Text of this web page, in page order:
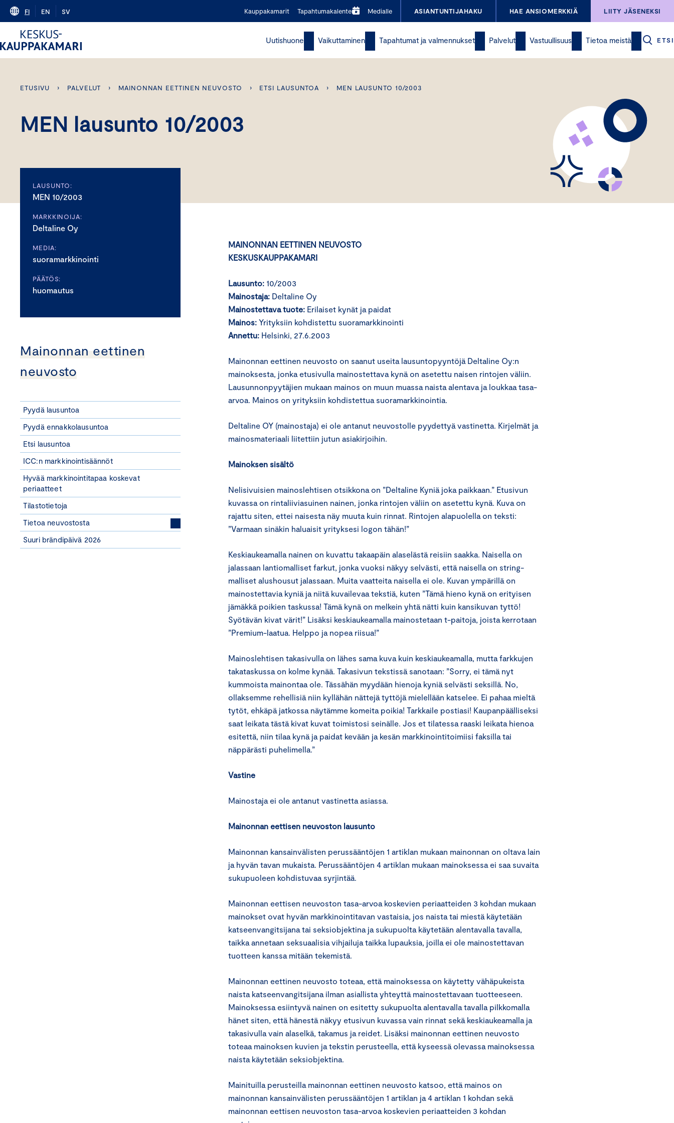
Skip
content
FI EN SV Kauppakamarit Tapahtumakalenteri Medialle ASIANTUNTIJAHAKU HAE ANSIOMERKKIÄ LIITY JÄSENEKSI
Uutishuone Vaikuttaminen Tapahtumat ja valmennukset Palvelut Vastuullisuus Tietoa meistä ETSI
ETUSIVU › PALVELUT › MAINONNAN EETTINEN NEUVOSTO › ETSI LAUSUNTOA › MEN LAUSUNTO 10/2003
MEN lausunto 10/2003
LAUSUNTO:
MEN 10/2003
MARKKINOIJA:
Deltaline Oy
MEDIA:
suoramarkkinointi
PÄÄTÖS:
huomautus
Mainonnan eettinen
neuvosto
Pyydä lausuntoa
Pyydä ennakkolausuntoa
Etsi lausuntoa
ICC:n markkinointisäännöt
Hyvää markkinointitapaa koskevat
periaatteet
Tilastotietoja
Tietoa neuvostosta
Suuri brändipäivä 2026
MAINONNAN EETTINEN NEUVOSTO
KESKUSKAUPPAKAMARI
Lausunto: 10/2003
Mainostaja: Deltaline Oy
Mainostettava tuote: Erilaiset kynät ja paidat
Mainos: Yrityksiin kohdistettu suoramarkkinointi
Annettu: Helsinki, 27.6.2003
Mainonnan eettinen neuvosto on saanut useita lausuntopyyntöjä Deltaline Oy:n
mainoksesta, jonka etusivulla mainostettava kynä on asetettu naisen rintojen väliin.
Lausunnonpyytäjien mukaan mainos on muun muassa naista alentava ja loukkaa tasa-
arvoa. Mainos on yrityksiin kohdistettua suoramarkkinointia.
Deltaline OY (mainostaja) ei ole antanut neuvostolle pyydettyä vastinetta. Kirjelmät ja
mainosmateriaali liitettiin jutun asiakirjoihin.
Mainoksen sisältö
Nelisivuisien mainoslehtisen otsikkona on ”Deltaline Kyniä joka paikkaan.” Etusivun
kuvassa on rintaliiviasuinen nainen, jonka rintojen väliin on asetettu kynä. Kuva on
rajattu siten, ettei naisesta näy muuta kuin rinnat. Rintojen alapuolella on teksti:
”Varmaan sinäkin haluaisit yrityksesi logon tähän!”
Keskiaukeamalla nainen on kuvattu takaapäin alaselästä reisiin saakka. Naisella on
jalassaan lantiomalliset farkut, jonka vuoksi näkyy selvästi, että naisella on string-
malliset alushousut jalassaan. Muita vaatteita naisella ei ole. Kuvan ympärillä on
mainostettavia kyniä ja niitä kuvailevaa tekstiä, kuten ”Tämä hieno kynä on erityisen
jämäkkä poikien taskussa! Tämä kynä on melkein yhtä nätti kuin kansikuvan tyttö!
Syötävän kivat värit!” Lisäksi keskiaukeamalla mainostetaan t-paitoja, joista kerrotaan
”Premium-laatua. Helppo ja nopea riisua!”
Mainoslehtisen takasivulla on lähes sama kuva kuin keskiaukeamalla, mutta farkkujen
takataskussa on kolme kynää. Takasivun tekstissä sanotaan: ”Sorry, ei tämä nyt
kummoista mainontaa ole. Tässähän myydään hienoja kyniä selvästi seksillä. No,
ollaksemme rehellisiä niin kyllähän nättejä tyttöjä mielellään katselee. Ei pahaa mieltä
tytöt, ehkäpä jatkossa näytämme komeita poikia! Tarkkaile postiasi! Kaupanpäälliseksi
saat leikata tästä kivat kuvat toimistosi seinälle. Jos et tilatessa raaski leikata hienoa
esitettä, niin tilaa kynä ja paidat kevään ja kesän markkinointitoimiisi faksilla tai
näppärästi puhelimella.”
Vastine
Mainostaja ei ole antanut vastinetta asiassa.
Mainonnan eettisen neuvoston lausunto
Mainonnan kansainvälisten perussääntöjen 1 artiklan mukaan mainonnan on oltava lain
ja hyvän tavan mukaista. Perussääntöjen 4 artiklan mukaan mainoksessa ei saa suvaita
sukupuoleen kohdistuvaa syrjintää.
Mainonnan eettisen neuvoston tasa-arvoa koskevien periaatteiden 3 kohdan mukaan
mainokset ovat hyvän markkinointitavan vastaisia, jos naista tai miestä käytetään
katseenvangitsijana tai seksiobjektina ja sukupuolta käytetään alentavalla tavalla,
taikka annetaan seksuaalisia vihjailuja taikka lupauksia, joilla ei ole mainostettavan
tuotteen kanssa mitään tekemistä.
Mainonnan eettinen neuvosto toteaa, että mainoksessa on käytetty vähäpukeista
naista katseenvangitsijana ilman asiallista yhteyttä mainostettavaan tuotteeseen.
Mainoksessa esiintyvä nainen on esitetty sukupuolta alentavalla tavalla pilkkomalla
hänet siten, että hänestä näkyy etusivun kuvassa vain rinnat sekä keskiaukeamalla ja
takasivulla vain alaselkä, takamus ja reidet. Lisäksi mainonnan eettinen neuvosto
toteaa mainoksen kuvien ja tekstin perusteella, että kyseessä olevassa mainoksessa
naista käytetään seksiobjektina.
Mainituilla perusteilla mainonnan eettinen neuvosto katsoo, että mainos on
mainonnan kansainvälisten perussääntöjen 1 artiklan ja 4 artiklan 1 kohdan sekä
mainonnan eettisen neuvoston tasa-arvoa koskevien periaatteiden 3 kohdan